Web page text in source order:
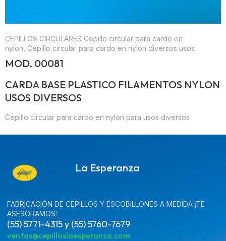
CEPILLOS CIRCULARES Cepillo circular para cardo en
nylon, Cepillo circular para cardo en nylon diversos usos
MOD. 00081
CARDA BASE PLASTICO FILAMENTOS NYLON
USOS DIVERSOS
Cepillo circular para cardo en nylon para usos diversos
La Esperanza
FABRICACIÓN DE CEPILLOS Y ESCOBILLONES A MEDIDA ¡TE
ASESORAMOS!
(55) 5771-4315 y (55) 5760-7679
ventas@cepilloslaesperanza.com